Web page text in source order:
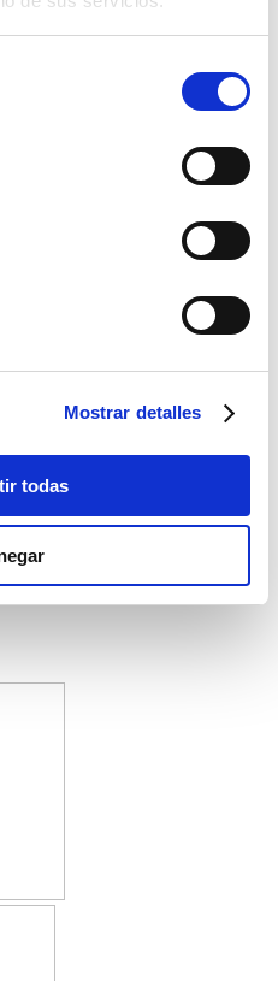
Mostrar detalles
todas
para servir el café o la leche en
reservados